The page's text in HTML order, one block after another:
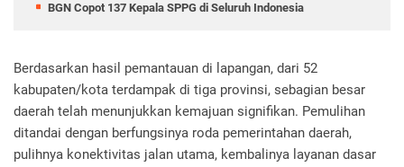
BGN Copot 137 Kepala SPPG di Seluruh Indonesia
Berdasarkan hasil pemantauan di lapangan, dari 52
kabupaten/kota terdampak di tiga provinsi, sebagian besar
daerah telah menunjukkan kemajuan signifikan. Pemulihan
ditandai dengan berfungsinya roda pemerintahan daerah,
pulihnya konektivitas jalan utama, kembalinya layanan dasar